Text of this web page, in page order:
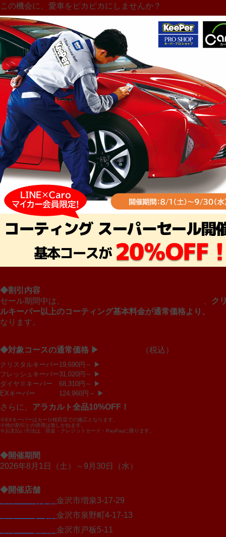
この機会に、愛車をピカピカにしませんか？
◆割引内容
セール期間中は、
ク
ルキーパー以上のコーティング基本料金が通常価格より、
なります。
◆対象コースの通常価格 ▶ （税込）
クリスタルキーパー19,690円～ ▶
フレッシュキーパー31,020円～ ▶
ダイヤⅡキーパー
68,310円～ ▶
EXキーパー
124,960円～ ▶
さらに、 アラカルト全品10%OFF！
※EXキーパーはカーロ桜田店での施工となります。
※他の割引との併用は致しかねます。
※お支払い方法は、現金・クレジットカード・PayPayに限ります。
◆開催期間
2026年8月1日（土）～9月30日（水）
◆開催店舗
金沢市増泉3-17-29
金沢市泉野町4-17-13
金沢市戸板5-11